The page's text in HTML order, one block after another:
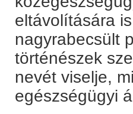
eltávolítására
nagyrabecsült
történészek
nevét viselje,
egészségügyi